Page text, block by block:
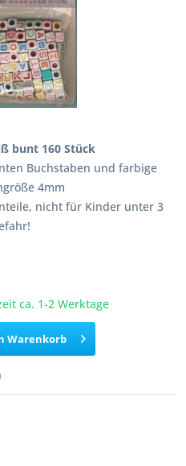
bunt 160 Stück
Buchstaben und farbige
4mm
nicht für Kinder unter 3
ca. 1-2 Werktage
Warenkorb